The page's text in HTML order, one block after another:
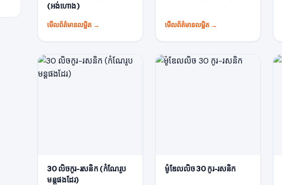
(អង់ហោង)
មើលព័ត៌មានលម្អិត → មើលព័ត៌មានលម្អិត →
30 លិចកូរ-រសនិក (កំណែរូប
មន្តផងដែរ)
ម៉ូឌែលលិច 30 កូរ-រសនិក